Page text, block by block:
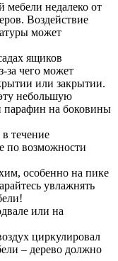
мебели недалеко от
Воздействие
может
ящиков
за чего может
или закрытии.
небольшую
парафин на боковины
течение
по возможности
особенно на пике
увлажнять
или на
циркулировал
– дерево должно